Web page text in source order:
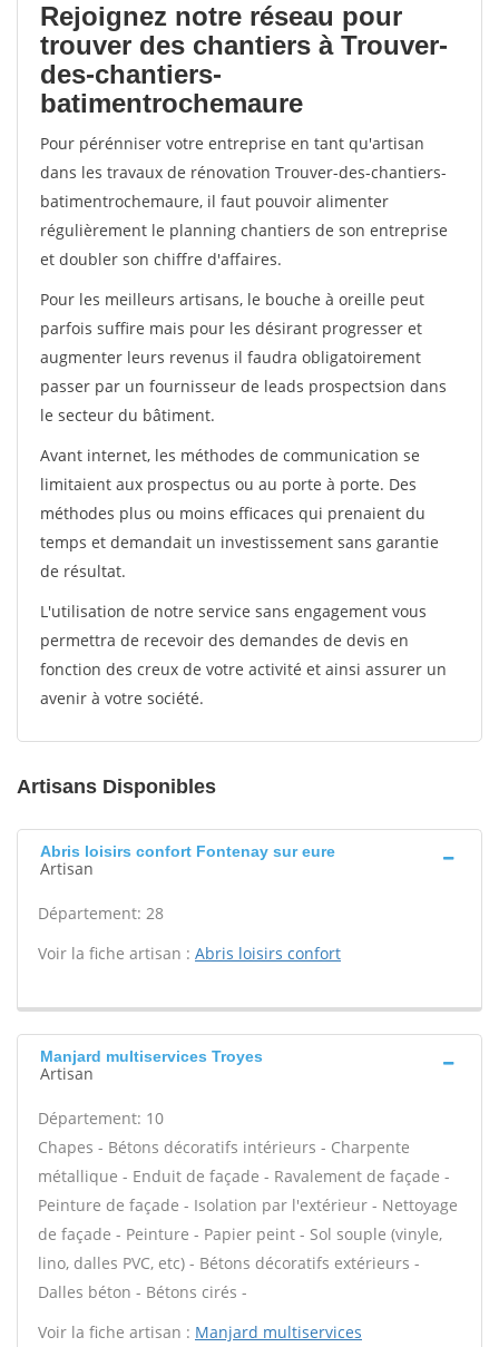
Rejoignez notre réseau pour
trouver des chantiers à Trouver-
des-chantiers-
batimentrochemaure
Pour pérénniser votre entreprise en tant qu'artisan
dans les travaux de rénovation Trouver-des-chantiers-
batimentrochemaure, il faut pouvoir alimenter
régulièrement le planning chantiers de son entreprise
et doubler son chiffre d'affaires.
Pour les meilleurs artisans, le bouche à oreille peut
parfois suffire mais pour les désirant progresser et
augmenter leurs revenus il faudra obligatoirement
passer par un fournisseur de leads prospectsion dans
le secteur du bâtiment.
Avant internet, les méthodes de communication se
limitaient aux prospectus ou au porte à porte. Des
méthodes plus ou moins efficaces qui prenaient du
temps et demandait un investissement sans garantie
de résultat.
L'utilisation de notre service sans engagement vous
permettra de recevoir des demandes de devis en
fonction des creux de votre activité et ainsi assurer un
avenir à votre société.
Artisans Disponibles
Abris loisirs confort Fontenay sur eure
Artisan
Département: 28
Voir la fiche artisan : Abris loisirs confort
Manjard multiservices Troyes
Artisan
Département: 10
Chapes - Bétons décoratifs intérieurs - Charpente
métallique - Enduit de façade - Ravalement de façade -
Peinture de façade - Isolation par l'extérieur - Nettoyage
de façade - Peinture - Papier peint - Sol souple (vinyle,
lino, dalles PVC, etc) - Bétons décoratifs extérieurs -
Dalles béton - Bétons cirés -
Voir la fiche artisan : Manjard multiservices